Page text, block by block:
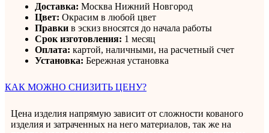
Доставка: Москва Нижний Новгород
Цвет: Окрасим в любой цвет
Правки в эскиз вносятся до начала работы
Срок изготовления: 1 месяц
Оплата: картой, наличными, на расчетный счет
Установка: Бережная установка
КАК МОЖНО СНИЗИТЬ ЦЕНУ?
Цена изделия напрямую зависит от сложности кованого
изделия и затраченных на него материалов, так же на